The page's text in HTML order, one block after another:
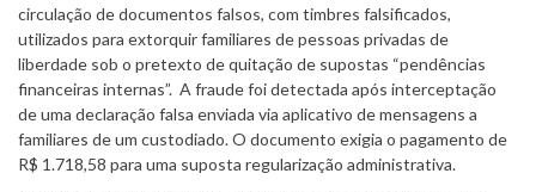
circulação de documentos falsos, com timbres falsificados,
utilizados para extorquir familiares de pessoas privadas de
liberdade sob o pretexto de quitação de supostas “pendências
financeiras internas”. A fraude foi detectada após interceptação
de uma declaração falsa enviada via aplicativo de mensagens a
familiares de um custodiado. O documento exigia o pagamento de
R$ 1.718,58 para uma suposta regularização administrativa.